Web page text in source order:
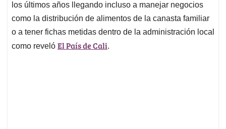
los últimos años llegando incluso a manejar negocios
como la distribución de alimentos de la canasta familiar
o a tener fichas metidas dentro de la administración local
como reveló El País de Cali.